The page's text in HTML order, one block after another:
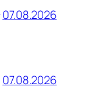
07.08.2026
07.08.2026